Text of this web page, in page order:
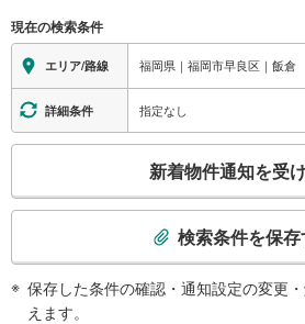
現在の検索条件
エリア/路線 福岡県｜福岡市早良区｜飯倉
詳細条件 指定なし
検
新着物件通知を受
検索条件を保存
保存した条件の確認・通知設定の変更
えます。